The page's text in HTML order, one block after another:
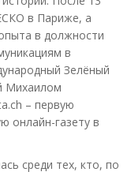
в Париже, а
в должности
в
Зелёный
Михаилом
– первую
онлайн-газету в
среди тех, кто, по